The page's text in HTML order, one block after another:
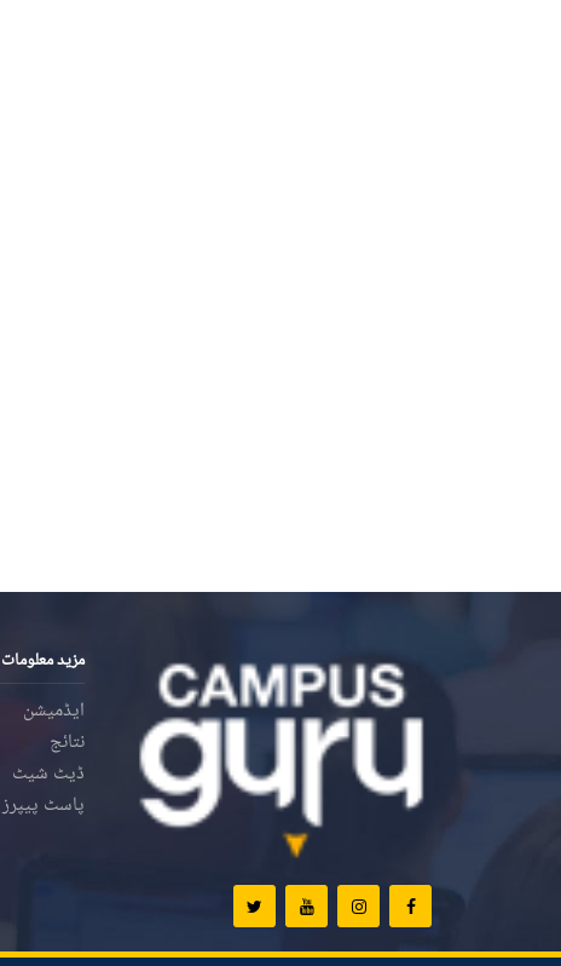
مزید معلومات
ایڈمیشن
نتائج
ڈیٹ شیٹ
پاسٹ پیپرز